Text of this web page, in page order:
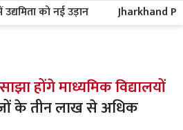
को नई उड़ान
Jharkhand
होंगे माध्यमिक विद्यालयों
के तीन लाख से अधिक